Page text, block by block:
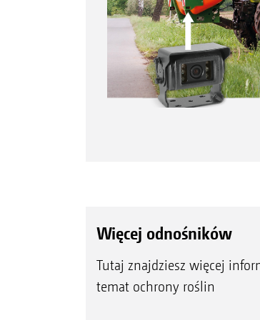
Więcej odnośników
Tutaj znajdziesz więcej
temat ochrony roślin